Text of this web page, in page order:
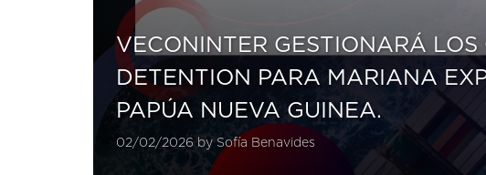
VECONINTER GESTIONARÁ
DETENTION PARA MARIANA
PAPÚA NUEVA GUINEA.
02/02/2026 by Sofía Benavides